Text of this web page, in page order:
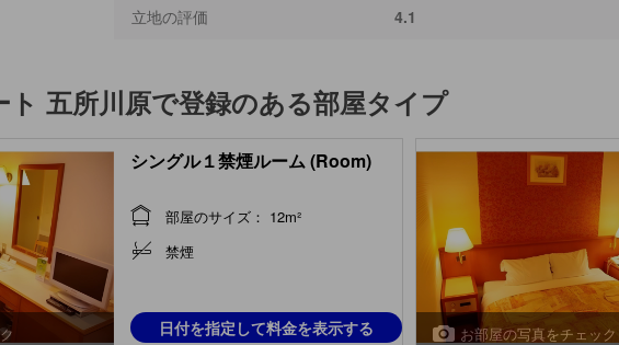
立地の評価 4.1
五所川原で登録のある部屋タイプ
シングル１禁煙ルーム (Room)
部屋のサイズ： 12m²
禁煙
日付を指定して料金を表示する お部屋の写真をチェック